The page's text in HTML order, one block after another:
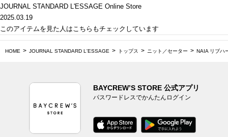
JOURNAL STANDARD L'ESSAGE Online Store
2025.03.19
このアイテムを見た人はこちらもチェックしています
HOME JOURNAL STANDARD L'ESSAGE トップス ニット／セーター NAIA リブハ
BAYCREW’S STORE 公式アプリ
パスワードレスでかんたんログイン